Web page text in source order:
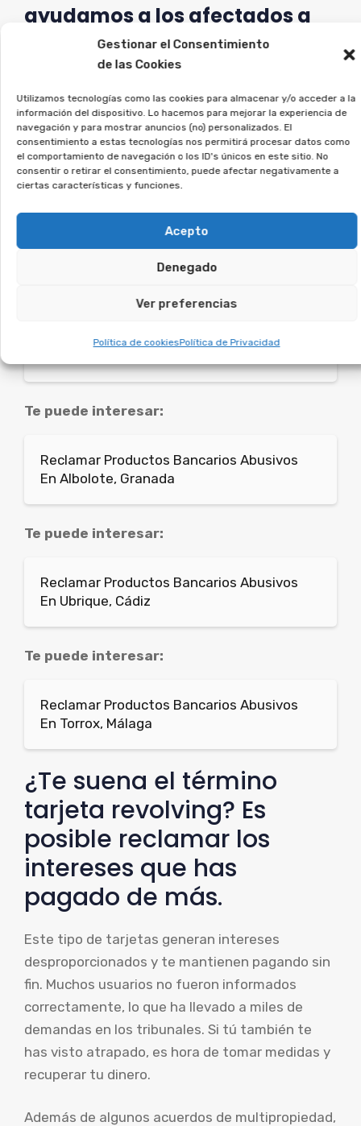
Gestionar el Consentimiento
de las Cookies
Utilizamos tecnologías como las cookies para almacenar y/o acceder a la
información del dispositivo. Lo hacemos para mejorar la experiencia de
navegación y para mostrar anuncios (no) personalizados. El
consentimiento a estas tecnologías nos permitirá procesar datos como
el comportamiento de navegación o los ID's únicos en este sitio. No
consentir o retirar el consentimiento, puede afectar negativamente a
ciertas características y funciones.
Acepto
Denegado
Ver preferencias
Política de cookiesPolítica de Privacidad
ayudamos a los afectados a
reclamar lo que les
corresponde.
Si estás en esta situación, deja tus datos, y lo
estudiaremos en detalle.
Te puede interesar:
Reclamar Productos Bancarios Abusivos
En Huércal-Overa, Almería
Reclamar Productos Bancarios Abusivos
Te puede interesar:
Reclamar Productos Bancarios Abusivos
En Albolote, Granada
Te puede interesar:
Reclamar Productos Bancarios Abusivos
En Ubrique, Cádiz
Te puede interesar:
Reclamar Productos Bancarios Abusivos
En Torrox, Málaga
¿Te suena el término
tarjeta revolving? Es
posible reclamar los
intereses que has
pagado de más.
Este tipo de tarjetas generan intereses
desproporcionados y te mantienen pagando sin
fin. Muchos usuarios no fueron informados
correctamente, lo que ha llevado a miles de
demandas en los tribunales. Si tú también te
has visto atrapado, es hora de tomar medidas y
recuperar tu dinero.
Además de algunos acuerdos de multipropiedad,